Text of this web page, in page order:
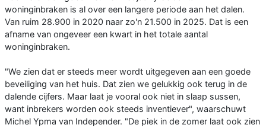
woninginbraken is al over een langere periode aan het dalen.
Van ruim 28.900 in 2020 naar zo'n 21.500 in 2025. Dat is een
afname van ongeveer een kwart in het totale aantal
woninginbraken.
"We zien dat er steeds meer wordt uitgegeven aan een goede
beveiliging van het huis. Dat zien we gelukkig ook terug in de
dalende cijfers. Maar laat je vooral ook niet in slaap sussen,
want inbrekers worden ook steeds inventiever", waarschuwt
Michel Ypma van Independer. "De piek in de zomer laat ook zien